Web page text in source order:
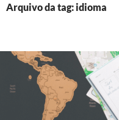
Arquivo da tag: idioma